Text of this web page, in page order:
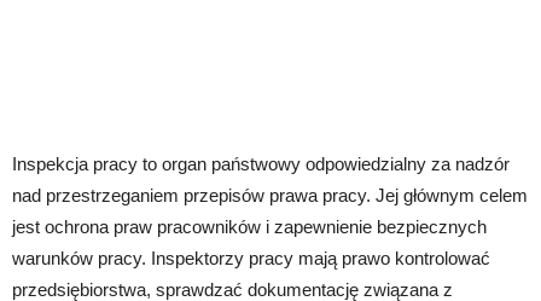
Inspekcja pracy to organ państwowy odpowiedzialny za nadzór
nad przestrzeganiem przepisów prawa pracy. Jej głównym celem
jest ochrona praw pracowników i zapewnienie bezpiecznych
warunków pracy. Inspektorzy pracy mają prawo kontrolować
przedsiębiorstwa, sprawdzać dokumentację związana z